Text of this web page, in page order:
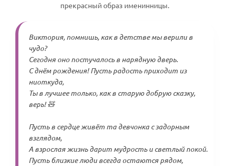
прекрасный образ именинницы.
Виктория, помнишь, как в детстве мы верили в
чудо?
Сегодня оно постучалось в нарядную дверь.
С днём рождения! Пусть радость приходит из
ниоткуда,
Ты в лучшее только, как в старую добрую сказку,
верь! 🧸
Пусть в сердце живёт та девчонка с задорным
взглядом,
А взрослая жизнь дарит мудрость и светлый покой.
Пусть близкие люди всегда остаются рядом,